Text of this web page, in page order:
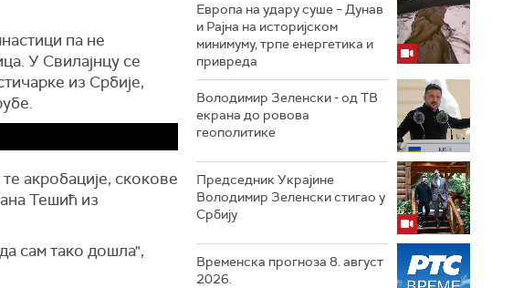
па не
У Свилајнцу се
из Србије,
акробације, скокове
Тешић из
сам тако дошла",
Европа на удару суше – Дунав
и Рајна на историјском
минимуму, трпе енергетика и
привреда
Володимир Зеленски - од ТВ
екрана до ровова
геополитике
Председник Украјине
Володимир Зеленски стигао у
Србију
Временска прогноза 8. август
2026.